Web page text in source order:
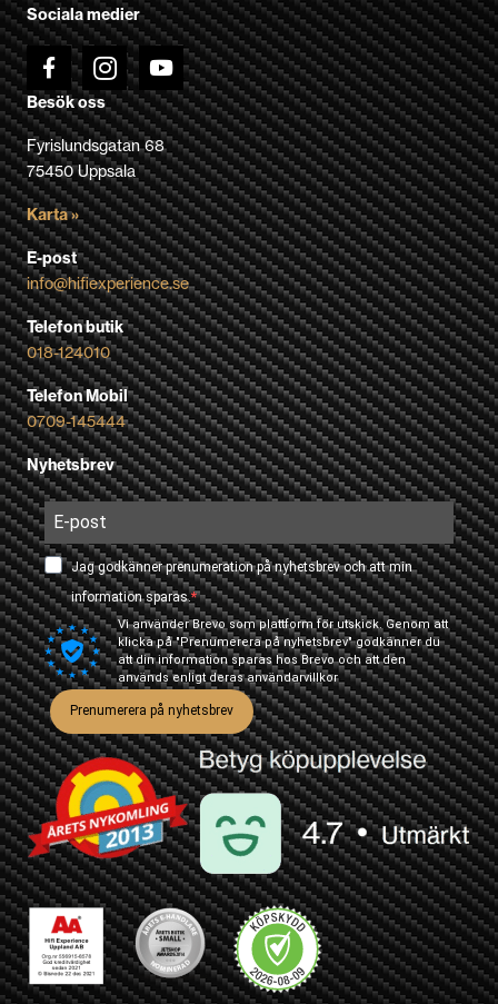
produktsidan
Sociala medier
Besök oss
Fyrislundsgatan 68
75450 Uppsala
Karta »
E-post
info@hifiexperience.se
Telefon butik
018-124010
Telefon Mobil
0709-145444
Nyhetsbrev
Jag godkänner prenumeration på nyhetsbrev och att min
information sparas.
Vi använder Brevo som plattform för utskick. Genom att
klicka på "Prenumerera på nyhetsbrev" godkänner du
att din information sparas hos Brevo och att den
används enligt derasanvändarvillkor
Prenumerera på nyhetsbrev